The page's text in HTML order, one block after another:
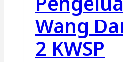
Wang
2 KWSP